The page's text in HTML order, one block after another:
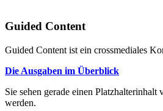
Guided Content
Guided Content ist ein crossmediales
Die Ausgaben im Überblick
Sie sehen gerade einen Platzhalterinhalt
werden.